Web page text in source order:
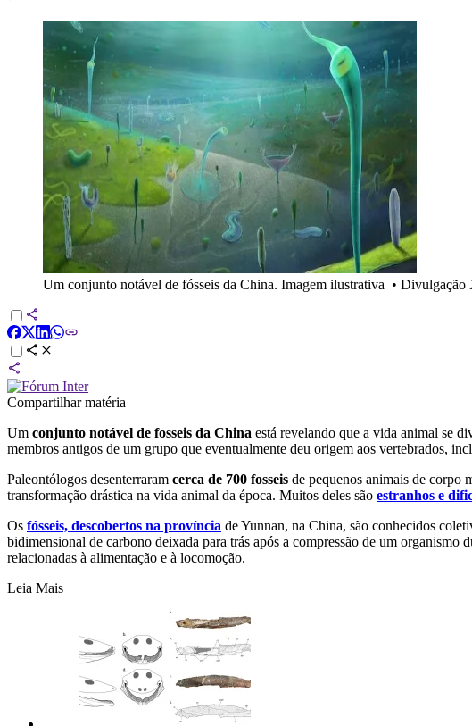
Um conjunto notável de fósseis da China. Imagem ilustrativa • Divulgação
Compartilhar matéria
Um conjunto notável de fosseis da China está revelando que a vida animal se
membros antigos de um grupo que eventualmente deu origem aos vertebrados,
Paleontólogos desenterraram cerca de 700 fosseis de pequenos animais de corpo
transformação drástica na vida animal da época. Muitos deles são estranhos e
Os fósseis, descobertos na província de Yunnan, na China, são conhecidos
bidimensional de carbono deixada para trás após a compressão de um
relacionadas à alimentação e à locomoção.
Leia Mais